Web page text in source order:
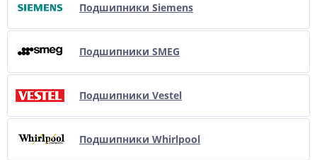
Подшипники Siemens
Подшипники SMEG
Подшипники Vestel
Подшипники Whirlpool